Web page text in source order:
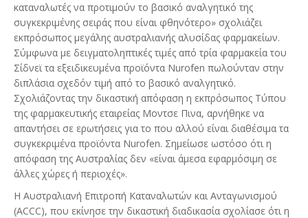
καταναλωτές να προτιμούν το βασικό αναλγητικό της
συγκεκριμένης σειράς που είναι φθηνότερο» σχολιάζει
εκπρόσωπος μεγάλης αυστραλιανής αλυσίδας φαρμακείων.
Σύμφωνα με δειγματοληπτικές τιμές από τρία φαρμακεία του
Σίδνεϊ τα εξειδικευμένα προϊόντα Nurofen πωλούνταν στην
διπλάσια σχεδόν τιμή από το βασικό αναλγητικό.
Σχολιάζοντας την δικαστική απόφαση η εκπρόσωπος Τύπου
της φαρμακευτικής εταιρείας Μοντσε Πινα, αρνήθηκε να
απαντήσει σε ερωτήσεις για το που αλλού είναι διαθέσιμα τα
συγκεκριμένα προϊόντα Nurofen. Σημείωσε ωστόσο ότι η
απόφαση της Αυστραλίας δεν «είναι άμεσα εφαρμόσιμη σε
άλλες χώρες ή περιοχές».
Η Αυστραλιανή Επιτροπή Καταναλωτών και Ανταγωνισμού
(ACCC), που εκίνησε την δικαστική διαδικασία σχολίασε ότι η